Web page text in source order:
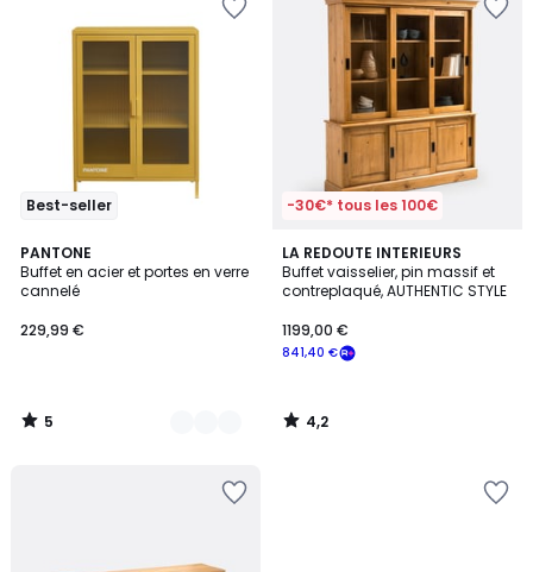
Best-seller
PANTONE
Buffet en acier et portes en verre
cannelé
229,99 €
5
/
5
4
Couleurs
5
/
-30€* tous les 100€
LA REDOUTE INTERIEURS
Buffet vaisselier, pin massif et
contreplaqué, AUTHENTIC STYLE
841,40 €
1199,00 €
4,2
/ 5
4,2
/